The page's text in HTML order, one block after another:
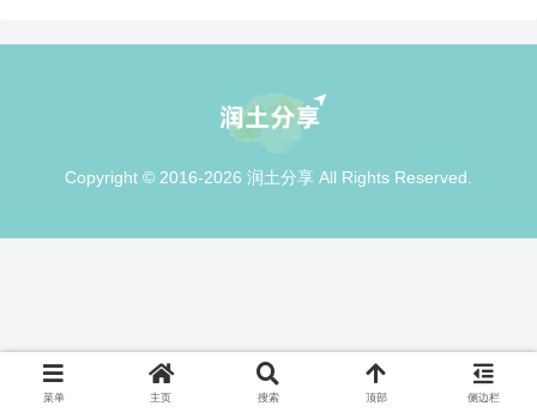
Copyright © 2016-2026 润土分享 All Rights Reserved.
菜单 主页 搜索 顶部 侧边栏